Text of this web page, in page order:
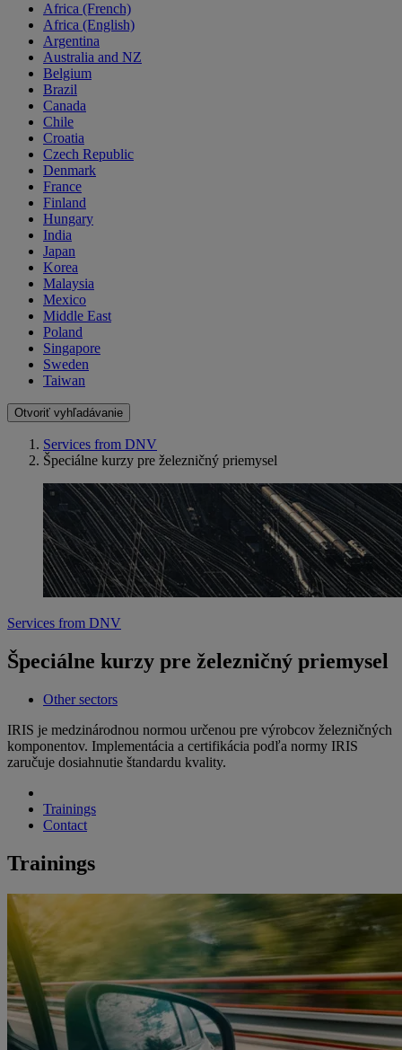
Africa (French)
Africa (English)
Argentina
Australia and NZ
Belgium
Brazil
Canada
Chile
Croatia
Czech Republic
Denmark
France
Finland
Hungary
India
Japan
Korea
Malaysia
Mexico
Middle East
Poland
Singapore
Sweden
Taiwan
Otvoriť vyhľadávanie
Services from DNV
Špeciálne kurzy pre železničný priemysel
Services from DNV
Špeciálne kurzy pre železničný priemysel
Other sectors
IRIS je medzinárodnou normou určenou pre výrobcov železničných
komponentov. Implementácia a certifikácia podľa normy IRIS
zaručuje dosiahnutie štandardu kvality.
Trainings
Contact
Trainings